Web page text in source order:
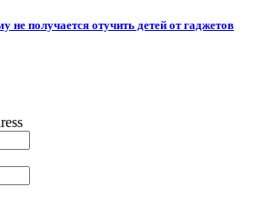
не получается отучить детей от гаджетов